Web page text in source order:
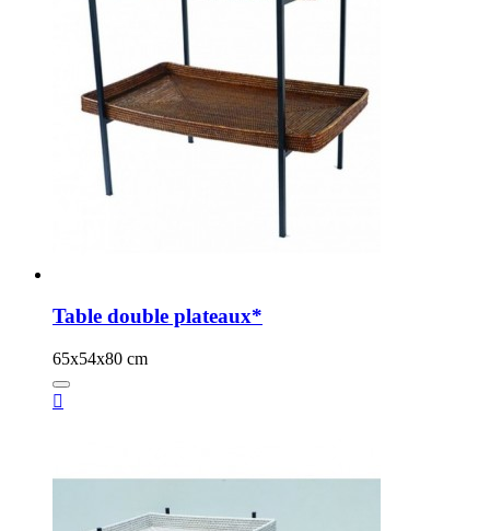
Table double plateaux*
65x54x80 cm
